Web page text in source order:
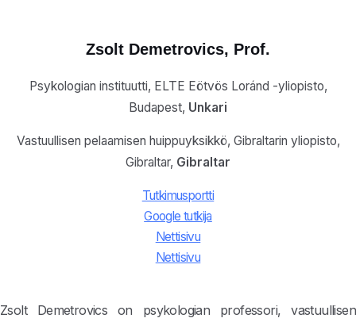
Zsolt Demetrovics, Prof.
Psykologian instituutti, ELTE Eötvös Loránd -yliopisto,
Budapest, Unkari
Vastuullisen pelaamisen huippuyksikkö, Gibraltarin yliopisto,
Gibraltar, Gibraltar
Tutkimusportti
Google tutkija
Nettisivu
Nettisivu
Zsolt Demetrovics on psykologian professori, vastuullisen